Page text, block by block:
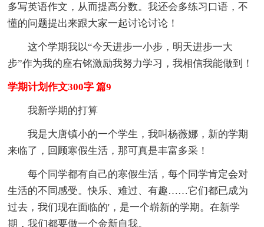
多写英语作文，从而提高分数。我还会多练习口语，不
懂的问题提出来跟大家一起讨论讨论！
这个学期我以“今天进步一小步，明天进步一大
步”作为我的座右铭激励我努力学习，我相信我能做到！
学期计划作文300字 篇9
我新学期的打算
我是大唐镇小的一个学生，我叫杨薇娜，新的学期
来临了，回顾寒假生活，那可真是丰富多采！
每个同学都有自己的寒假生活，每个同学肯定会对
生活的不同感受。快乐、难过、有趣……它们都已成为
过去，我们现在面临的'，是一个崭新的学期。在新学
期，我们都要做一个金新自我。